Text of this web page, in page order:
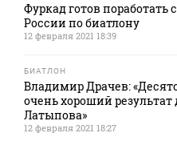
Фуркад готов поработать
России по биатлону
12 февраля 2021 18:39
БИАТЛОН
Владимир Драчев:
очень хороший результат
Латыпова»
12 февраля 2021 18:27